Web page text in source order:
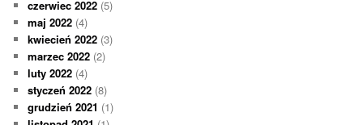
czerwiec 2022 (5)
maj 2022 (4)
kwiecień 2022 (3)
marzec 2022 (2)
luty 2022 (4)
styczeń 2022 (8)
grudzień 2021 (1)